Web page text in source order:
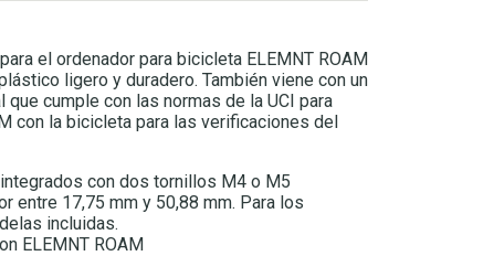
el ordenador para bicicleta ELEMNT ROAM
ligero y duradero. También viene con un
cumple con las normas de la UCI para
con la bicicleta para las verificaciones del
con dos tornillos M4 o M5
entre 17,75 mm y 50,88 mm. Para los
incluidas.
ELEMNT ROAM